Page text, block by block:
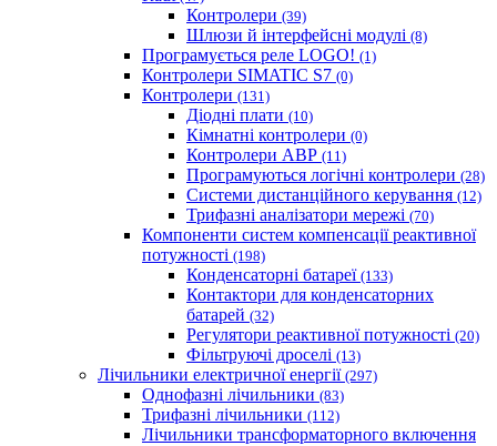
Контролери (39)
Шлюзи й інтерфейсні модулі (8)
Програмується реле LOGO! (1)
Контролери SIMATIC S7 (0)
Контролери (131)
Діодні плати (10)
Кімнатні контролери (0)
Контролери АВР (11)
Програмуються логічні контролери (28)
Системи дистанційного керування (12)
Трифазні аналізатори мережі (70)
Компоненти систем компенсації реактивної
потужності (198)
Конденсаторні батареї (133)
Контактори для конденсаторних
батарей (32)
Регулятори реактивної потужності (20)
Фільтруючі дроселі (13)
Лічильники електричної енергії (297)
Однофазні лічильники (83)
Трифазні лічильники (112)
Лічильники трансформаторного включення